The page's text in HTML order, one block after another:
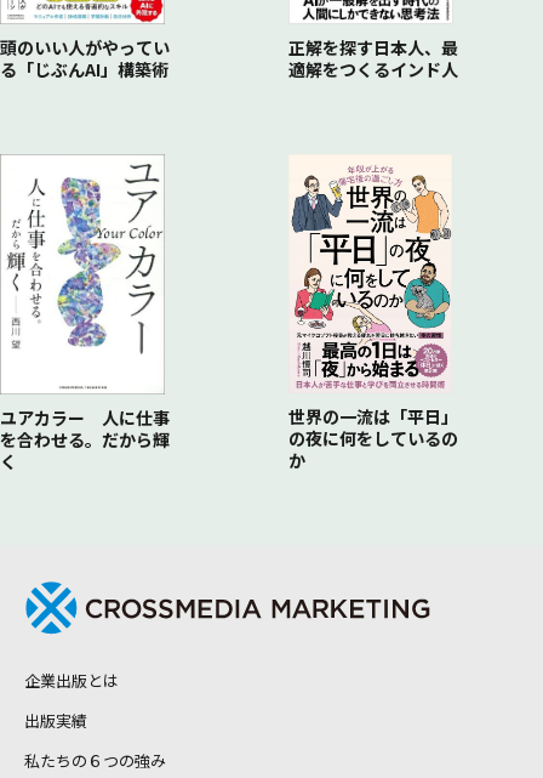
頭のいい人がやってい
る「じぶんAI」構築術
正解を探す日本人、最
適解をつくるインド人
ユアカラー 人に仕事
を合わせる。だから輝
く
世界の一流は「平日」
の夜に何をしているの
か
企業出版とは
出版実績
私たちの６つの強み